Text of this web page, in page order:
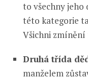
to všechny jeho
této kategorie
Všichni
Druhá třída
manželem